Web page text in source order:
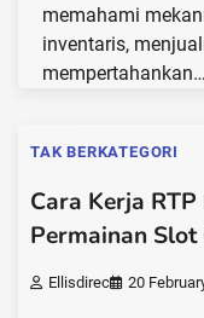
memahami
inventaris,
mempertahankan…
TAK BERKATEGORI
Cara Kerja
Permainan Slot
Ellisdirec 20